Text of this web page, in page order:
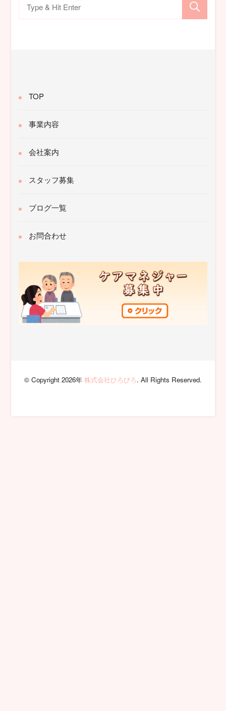
TOP
事業内容
会社案内
スタッフ募集
ブログ一覧
お問合わせ
© Copyright 2026年 株式会社ひろびろ. All Rights Reserved.